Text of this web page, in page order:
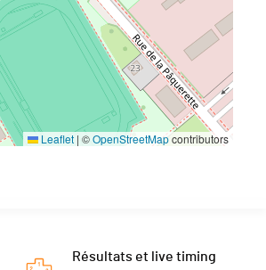
Leaflet | ©OpenStreetMapcontributors
Résultats et live timing